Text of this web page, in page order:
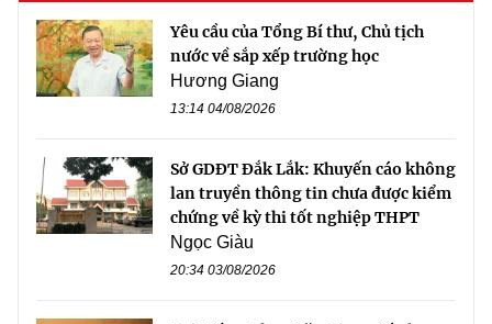
Yêu cầu của Tổng Bí thư, Chủ tịch
nước về sắp xếp trường học
Hương Giang
13:14 04/08/2026
Sở GDĐT Đắk Lắk: Khuyến cáo không
lan truyền thông tin chưa được kiểm
chứng về kỳ thi tốt nghiệp THPT
Ngọc Giàu
20:34 03/08/2026